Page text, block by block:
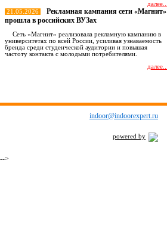
далее...
21.05.2026
Рекламная кампания сети «Магнит»
прошла в российских ВУЗах
Сеть «Магнит» реализовала рекламную кампанию в
университетах по всей России, усиливая узнаваемость
бренда среди студенческой аудитории и повышая
частоту контакта с молодыми потребителями.
далее...
indoor@indoorexpert.ru
powered by
-->